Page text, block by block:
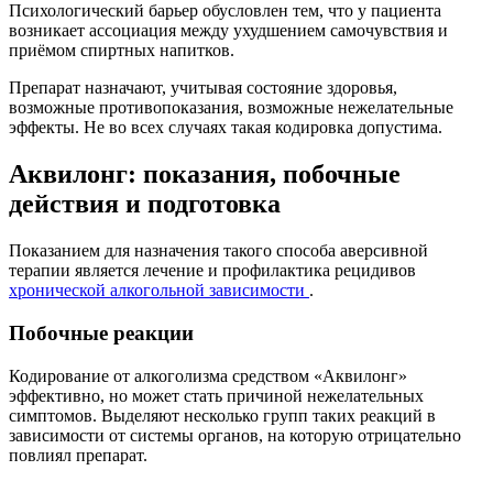
Психологический барьер обусловлен тем, что у пациента
возникает ассоциация между ухудшением самочувствия и
приёмом спиртных напитков.
Препарат назначают, учитывая состояние здоровья,
возможные противопоказания, возможные нежелательные
эффекты. Не во всех случаях такая кодировка допустима.
Аквилонг: показания, побочные
действия и подготовка
Показанием для назначения такого способа аверсивной
терапии является лечение и профилактика рецидивов
хронической алкогольной зависимости .
Побочные реакции
Кодирование от алкоголизма средством «Аквилонг»
эффективно, но может стать причиной нежелательных
симптомов. Выделяют несколько групп таких реакций в
зависимости от системы органов, на которую отрицательно
повлиял препарат.